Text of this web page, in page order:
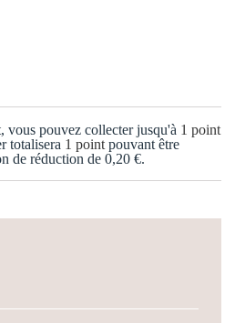
vous pouvez collecter jusqu'à 1 point
totalisera 1 point pouvant être
de réduction de 0,20 €.